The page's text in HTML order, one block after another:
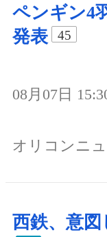
ペンギン4
発表
45
08月07日
オリコンニ
西鉄、意